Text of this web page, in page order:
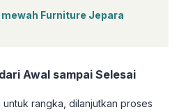
Furniture Jepara
Awal sampai Selesai
untuk rangka, dilanjutkan proses